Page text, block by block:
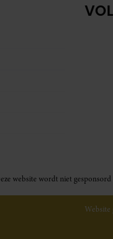
website wordt niet